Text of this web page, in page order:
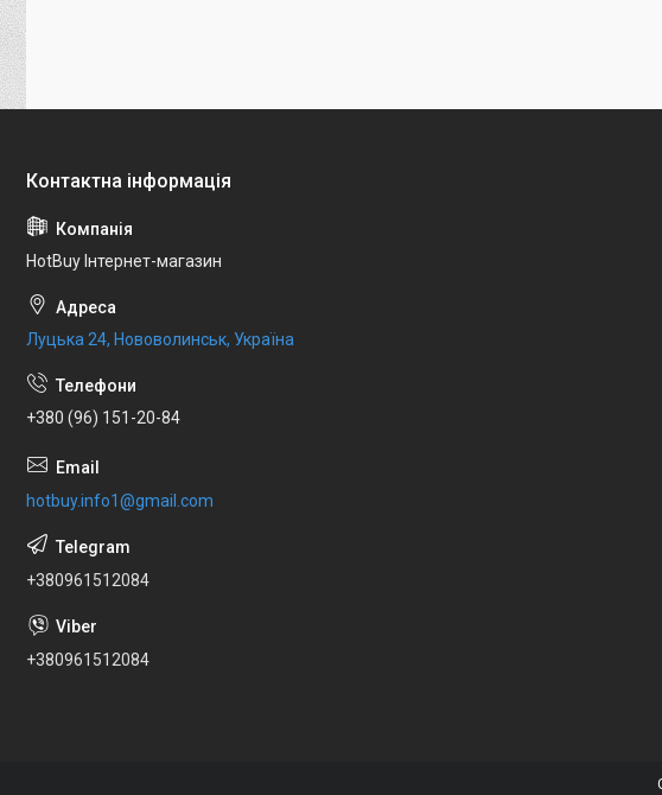
HotBuy Інтернет-магазин
Луцька 24, Нововолинськ, Україна
+380 (96) 151-20-84
hotbuy.info1@gmail.com
+380961512084
+380961512084